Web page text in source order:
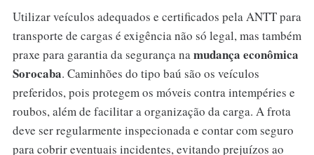
Utilizar veículos adequados e certificados pela ANTT para
transporte de cargas é exigência não só legal, mas também
praxe para garantia da segurança namudança econômica
Sorocaba. Caminhões do tipo baú são os veículos
preferidos, pois protegem os móveis contra intempéries e
roubos, além de facilitar a organização da carga. A frota
deve ser regularmente inspecionada e contar com seguro
para cobrir eventuais incidentes, evitando prejuízos ao